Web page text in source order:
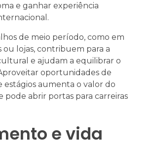
e ganhar experiência
de meio período, como em
ou lojas, contribuem para a
e ajudam a equilibrar o
oportunidades de
estágios aumenta o valor do
pode abrir portas para carreiras
e vida